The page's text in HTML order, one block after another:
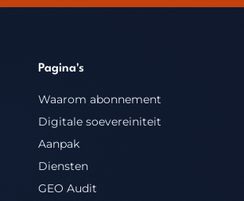
Pagina's
Waarom abonnement
Digitale soevereiniteit
Aanpak
Diensten
GEO Audit